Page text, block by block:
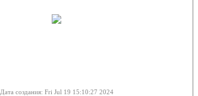
Дата создания: Fri Jul 19 15:10:27 2024